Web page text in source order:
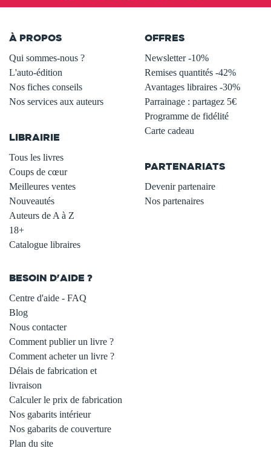
À PROPOS
Qui sommes-nous ?
L'auto-édition
Nos fiches conseils
Nos services aux auteurs
LIBRAIRIE
Tous les livres
Coups de cœur
Meilleures ventes
Nouveautés
Auteurs de A à Z
18+
Catalogue libraires
OFFRES
Newsletter -10%
Remises quantités -42%
Avantages libraires -30%
Parrainage : partagez 5€
Programme de fidélité
Carte cadeau
PARTENARIATS
Devenir partenaire
Nos partenaires
BESOIN D'AIDE ?
Centre d'aide - FAQ
Blog
Nous contacter
Comment publier un livre ?
Comment acheter un livre ?
Délais de fabrication et
livraison
Calculer le prix de fabrication
Nos gabarits intérieur
Nos gabarits de couverture
Plan du site